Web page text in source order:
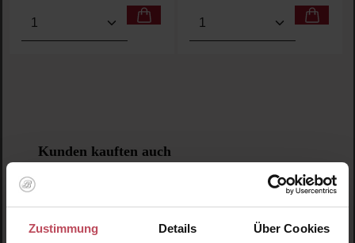
Zustimmung Details Über Cookies
Produkt Anzahl: Gib den gewünschten Wert ein
Produkt Anzahl: Gib
Produktgalerie überspringen
Kunden kauften auch